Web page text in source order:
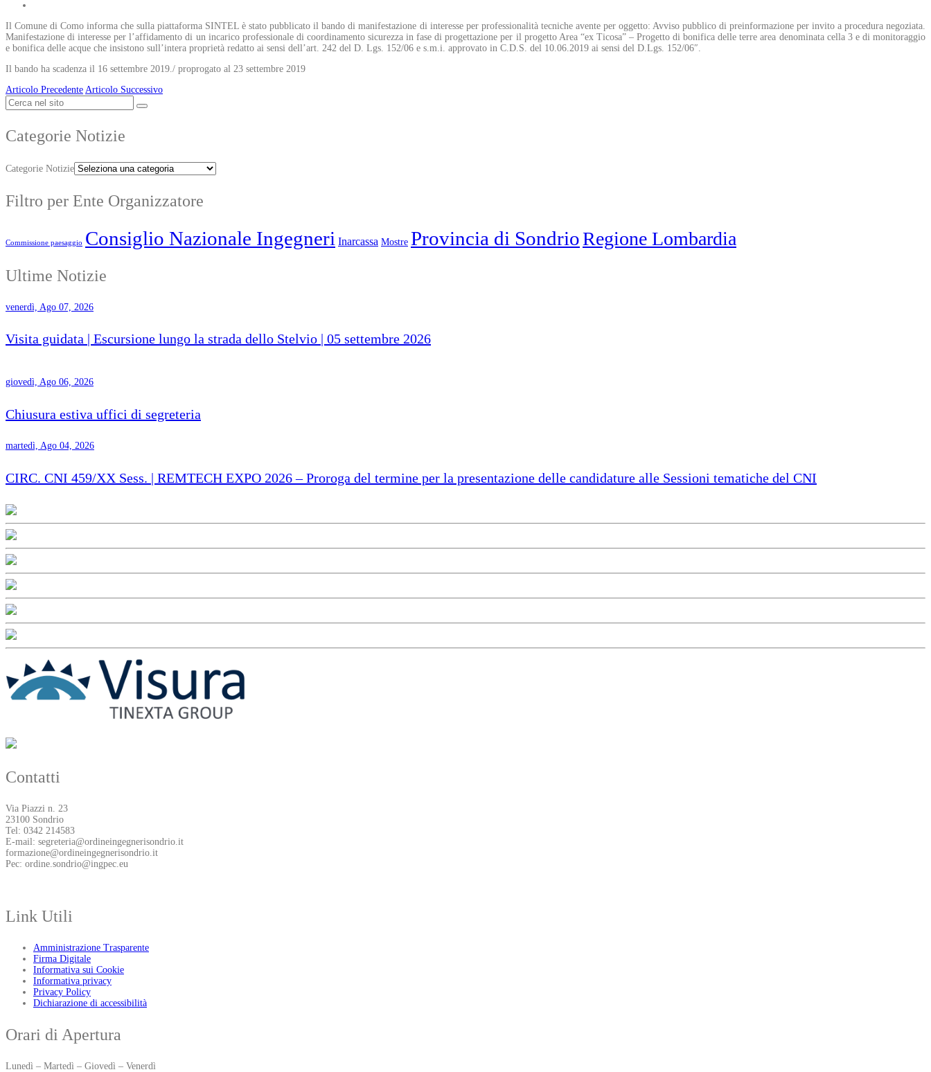
Il Comune di Como informa che sulla piattaforma SINTEL è stato pubblicato il bando di manifestazione di interesse per professionalità tecniche avente per oggetto: Avviso pubblico di preinformazione per invito a procedura negoziata.
Manifestazione di interesse per l’affidamento di un incarico professionale di coordinamento sicurezza in fase di progettazione per il progetto Area “ex Ticosa” – Progetto di bonifica delle terre area denominata cella 3 e di monitoraggio
e bonifica delle acque che insistono sull’intera proprietà redatto ai sensi dell’art. 242 del D. Lgs. 152/06 e s.m.i. approvato in C.D.S. del 10.06.2019 ai sensi del D.Lgs. 152/06″.
Il bando ha scadenza il 16 settembre 2019./ proprogato al 23 settembre 2019
Articolo Precedente Articolo Successivo
Categorie Notizie
Categorie Notizie
Filtro per Ente Organizzatore
Commissione paesaggio Consiglio Nazionale Ingegneri Inarcassa Mostre Provincia di SondrioRegione Lombardia
Ultime Notizie
venerdì, Ago 07, 2026
Visita guidata | Escursione lungo la strada dello Stelvio | 05 settembre 2026
giovedì, Ago 06, 2026
Chiusura estiva uffici di segreteria
martedì, Ago 04, 2026
CIRC. CNI 459/XX Sess. | REMTECH EXPO 2026 – Proroga del termine per la presentazione delle candidature alle Sessioni tematiche del CNI
Contatti
Via Piazzi n. 23
23100 Sondrio
Tel: 0342 214583
E-mail: segreteria@ordineingegnerisondrio.it
formazione@ordineingegnerisondrio.it
Pec: ordine.sondrio@ingpec.eu
Link Utili
Amministrazione Trasparente
Firma Digitale
Informativa sui Cookie
Informativa privacy
Privacy Policy
Dichiarazione di accessibilità
Orari di Apertura
Lunedì – Martedì – Giovedì – Venerdì